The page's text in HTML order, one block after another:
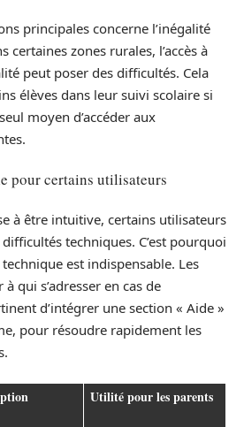
principales concerne l’inégalité
certaines zones rurales, l’accès à
peut poser des difficultés. Cela
élèves dans leur suivi scolaire si
moyen d’accéder aux
pour certains utilisateurs
à être intuitive, certains utilisateurs
techniques. C’est pourquoi
est indispensable. Les
qui s’adresser en cas de
d’intégrer une section « Aide »
pour résoudre rapidement les
Utilité pour les parents